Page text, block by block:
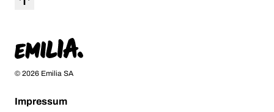
© 2026 Emilia SA
Impressum